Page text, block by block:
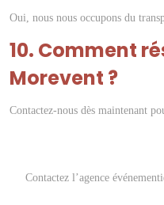
Oui, nous nous occupons du
10. Comment
Morevent ?
Contactez-nous dès maintenant
Contactez l’agence